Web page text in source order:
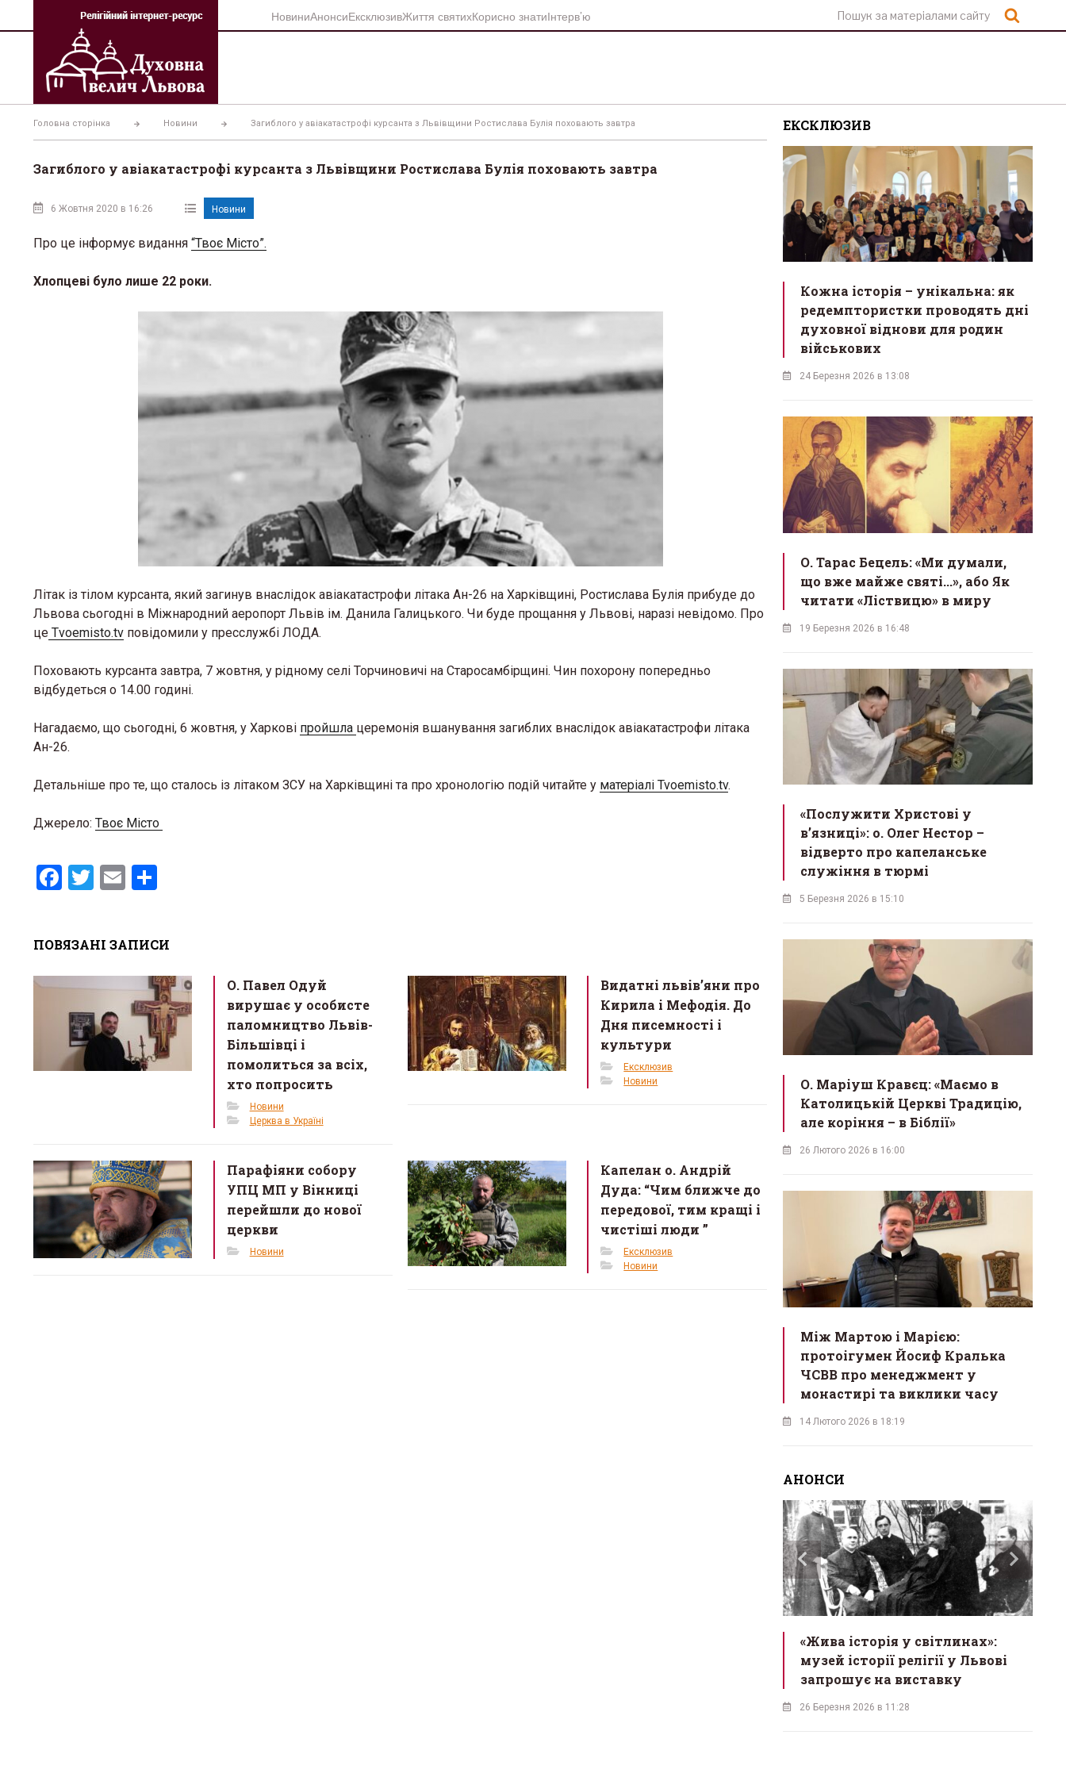
вмісту
НовиниАнонсиЕксклюзивЖиття святихКорисно знатиІнтерв’ю
Головна сторінка Новини Загиблого у авіакатастрофі курсанта з Львівщини Ростислава Булія поховають завтра
Загиблого у авіакатастрофі курсанта з Львівщини Ростислава Булія поховають завтра
6 Жовтня 2020 в 16:26 Новини
Про це інформує видання “Твоє Місто”.
Хлопцеві було лише 22 роки.
Літак із тілом курсанта, який загинув внаслідок авіакатастрофи літака Ан-26 на Харківщині, Ростислава Булія прибуде до
Львова сьогодні в Міжнародний аеропорт Львів ім. Данила Галицького. Чи буде прощання у Львові, наразі невідомо. Про
це Тvoemisto.tv повідомили у пресслужбі ЛОДА.
Поховають курсанта завтра, 7 жовтня, у рідному селі Торчиновичі на Старосамбірщині. Чин похорону попередньо
відбудеться о 14.00 годині.
Нагадаємо, що сьогодні, 6 жовтня, у Харкові пройшла церемонія вшанування загиблих внаслідок авіакатастрофи літака
Ан-26.
Детальніше про те, що сталось із літаком ЗСУ на Харківщині та про хронологію подій читайте у матеріалі Tvoemisto.tv.
Джерело: Твоє Місто
F
b
o
o
k
T
er
E
e
ПОВЯЗАНІ ЗАПИСИ
О. Павел Одуй
вирушає у особисте
паломництво Львів-
Більшівці і
помолиться за всіх,
хто попросить
Новини
Церква в Україні
Видатні львів’яни про
Кирила і Мефодія. До
Дня писемності і
культури
Ексклюзив
Новини
Парафіяни собору
УПЦ МП у Вінниці
перейшли до нової
церкви
Новини
Капелан о. Андрій
Дуда: “Чим ближче до
передової, тим кращі і
чистіші люди ”
Ексклюзив
Новини
ЕКСКЛЮЗИВ
Кожна історія – унікальна: як
редемптористки проводять дні
духовної віднови для родин
військових
24 Березня 2026 в 13:08
О. Тарас Бецель: «Ми думали,
що вже майже святі...», або Як
читати «Ліствицю» в миру
19 Березня 2026 в 16:48
«Послужити Христові у
вʼязниці»: о. Олег Нестор –
відверто про капеланське
служіння в тюрмі
5 Березня 2026 в 15:10
О. Маріуш Кравєц: «Маємо в
Католицькій Церкві Традицію,
але коріння – в Біблії»
26 Лютого 2026 в 16:00
Між Мартою і Марією:
протоігумен Йосиф Кралька
ЧСВВ про менеджмент у
монастирі та виклики часу
14 Лютого 2026 в 18:19
АНОНСИ
«Жива історія у світлинах»:
музей історії релігії у Львові
запрошує на виставку
26 Березня 2026 в 11:28